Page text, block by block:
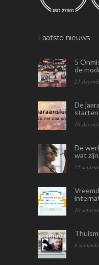
Laatste nieuws
5
de
21
De
starten
16
De
wat
25
10
8